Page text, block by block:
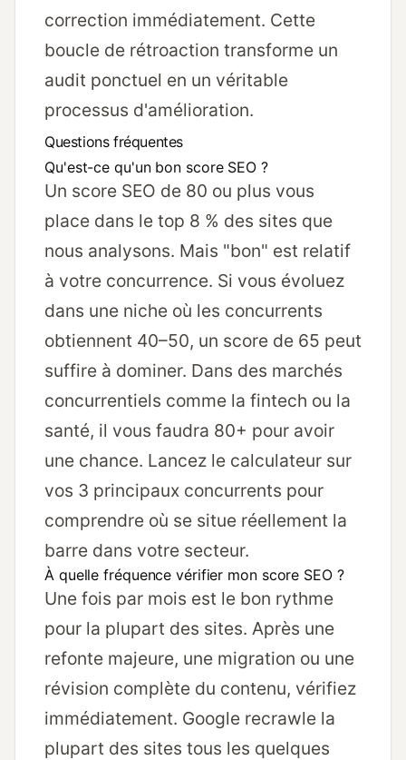
correction immédiatement. Cette
boucle de rétroaction transforme un
audit ponctuel en un véritable
processus d'amélioration.
Questions fréquentes
Qu'est-ce qu'un bon score SEO ?
Un score SEO de 80 ou plus vous
place dans le top 8 % des sites que
nous analysons. Mais "bon" est relatif
à votre concurrence. Si vous évoluez
dans une niche où les concurrents
obtiennent 40–50, un score de 65 peut
suffire à dominer. Dans des marchés
concurrentiels comme la fintech ou la
santé, il vous faudra 80+ pour avoir
une chance. Lancez le calculateur sur
vos 3 principaux concurrents pour
comprendre où se situe réellement la
barre dans votre secteur.
À quelle fréquence vérifier mon score SEO ?
Une fois par mois est le bon rythme
pour la plupart des sites. Après une
refonte majeure, une migration ou une
révision complète du contenu, vérifiez
immédiatement. Google recrawle la
plupart des sites tous les quelques